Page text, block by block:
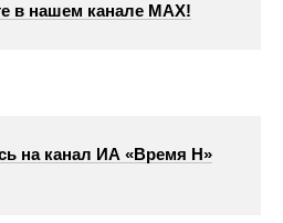
в нашем канале МАХ!
на канал ИА «Время Н»